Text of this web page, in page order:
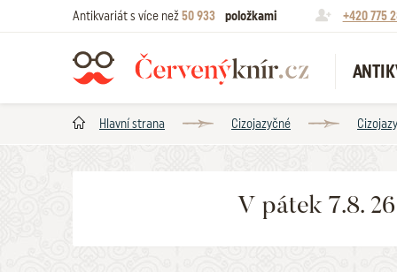
Antikvariát s více než50 933 položkami +420 775
Hlavní strana Cizojazyčné
V pátek 7.8.